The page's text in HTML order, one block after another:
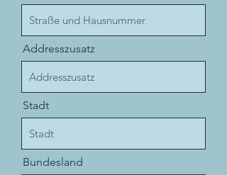
Addresszusatz
Stadt
Bundesland